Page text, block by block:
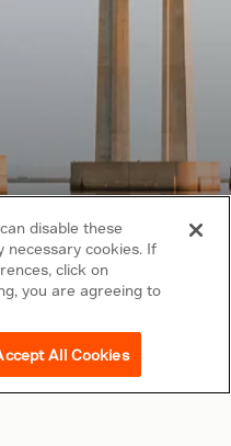
Bekaert. Todos
disable these
necessary cookies. If
click on
you are agreeing to
All Cookies